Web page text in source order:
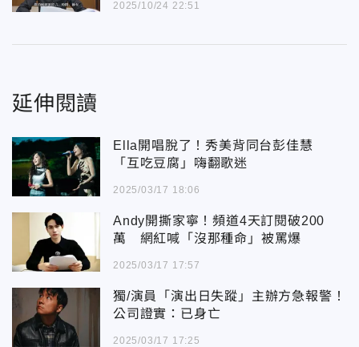
2025/10/24 22:51
延伸閱讀
Ella開唱脫了！秀美背同台彭佳慧
「互吃豆腐」嗨翻歌迷
2025/03/17 18:06
Andy開撕家寧！頻道4天訂閱破200
萬 網紅喊「沒那種命」被罵爆
2025/03/17 17:57
獨/演員「演出日失蹤」主辦方急報警！
公司證實：已身亡
2025/03/17 17:25